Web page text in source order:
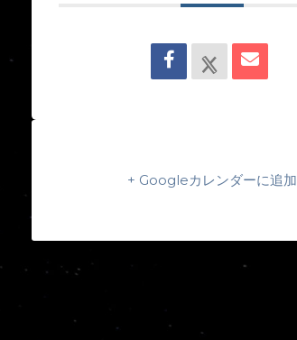
+ Googleカレンダーに追加